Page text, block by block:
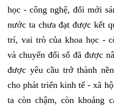
học - công nghệ, đổi mới
nước ta chưa đạt được kết
trí, vai trò của khoa học -
và chuyển đổi số đã được
được yêu cầu trở thành
cho phát triển kinh tế - xã
ta còn chậm, còn khoảng